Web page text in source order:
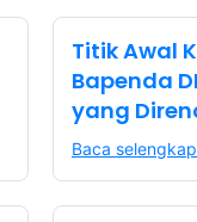
Titik Awal
Bapenda
yang
Baca